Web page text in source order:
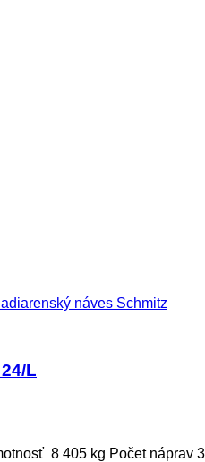
náves Schmitz
L
8 405 kg Počet náprav 3